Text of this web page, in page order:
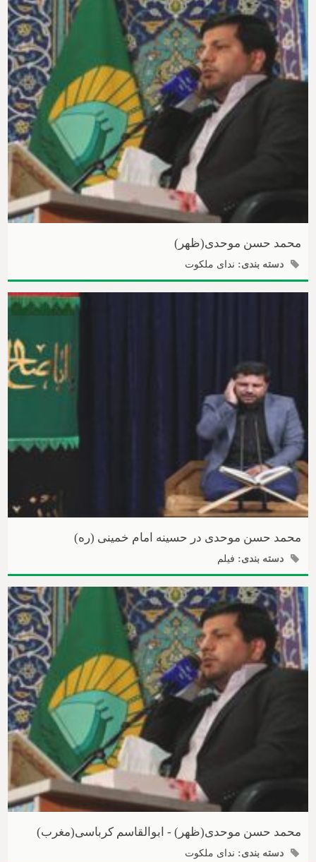
محمد حسن موحدی(ظهر)
دسته بندی: ندای ملکوت
محتوای ویژه
محمد حسن موحدی در حسینه امام خمینی (ره)
دسته بندی: فیلم
محمد حسن موحدی(ظهر) - ابوالقاسم کرباسی(مغرب)
دسته بندی: ندای ملکوت